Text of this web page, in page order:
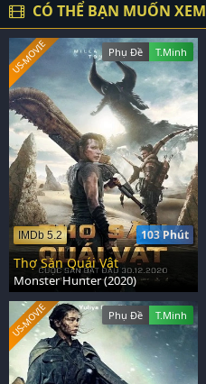
CÓ THỂ BẠN MUỐN XEM
Phụ Đề T.Minh
103 Phút
IMDb 5.2
US-MOVIE
Thợ Săn Quái Vật
Monster Hunter (2020)
Phụ Đề T.Minh
US-MOVIE